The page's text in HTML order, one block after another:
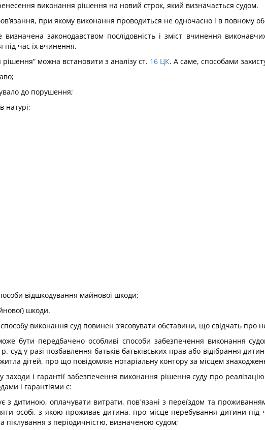
виконання рішення на новий строк, який визначається судом.
при якому виконання проводиться не одночасно і в повному
законодавством послідовність і зміст вчинення
під час їх вчинення.
можна встановити з аналізу ст. 16 ЦК. А саме, способами
до порушення;
натурі;
відшкодування майнової шкоди;
шкоди.
виконання суд повинен з‘ясовувати обставини, що свідчать про
бути передбачено особливі способи забезпечення виконання
суд у разі позбавлення батьків батьківських прав або відібрання
дітей, про що повідомляє нотаріальну контору за місцем
заходи і гарантії забезпечення виконання рішення суду про
і гарантіями є:
з дитиною, оплачувати витрати, пов´язані з переїздом та
особі, з якою проживає дитина, про місце перебування дитини під
піклування з періодичністю, визначеною судом;